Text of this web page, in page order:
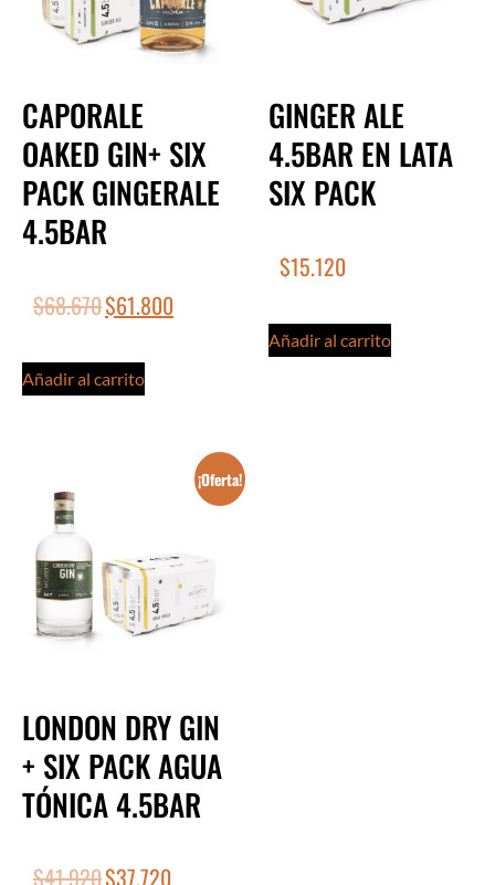
CAPORALE
OAKED GIN+ SIX
PACK GINGERALE
4.5BAR
$68.670$61.800
Añadir al carrito
GINGER ALE
4.5BAR EN LATA
SIX PACK
$15.120
Añadir al carrito
¡Oferta!
LONDON DRY GIN
+ SIX PACK AGUA
TÓNICA 4.5BAR
$41.920$37.720